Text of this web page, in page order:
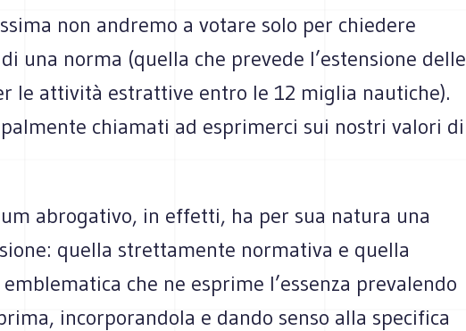
non andremo a votare solo per chiedere
una norma (quella che prevede l’estensione delle
le attività estrattive entro le 12 miglia nautiche).
chiamati ad esprimerci sui nostri valori di
abrogativo, in effetti, ha per sua natura una
quella strettamente normativa e quella
che ne esprime l’essenza prevalendo
incorporandola e dando senso alla specifica